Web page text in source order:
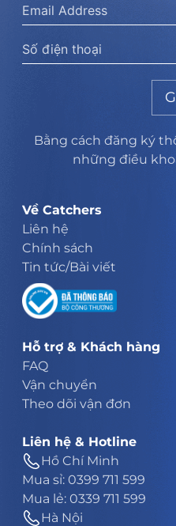
Bằng cách đăng ký
những điều
Về Catchers
Liên hệ
Chính sách
Tin tức/Bài viết
Hỗ trợ & Khách hàng
FAQ
Vận chuyển
Theo dõi vận đơn
Liên hệ & Hotline
Hồ Chí Minh
Mua sỉ: 0399 711 599
Mua lẻ: 0339 711 599
Hà Nội